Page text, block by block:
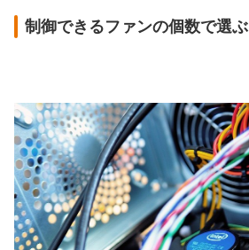
制御できるファンの個数で選ぶ